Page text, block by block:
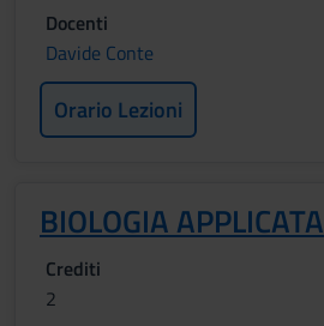
Docenti
Davide Conte
Orario Lezioni
BIOLOGIA APPLICATA
Crediti
2